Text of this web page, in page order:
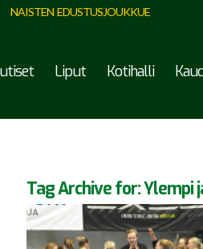
NAISTEN EDUSTUSJOUKKUE
Liput Kotihalli
Tag Archive for:Ylempi